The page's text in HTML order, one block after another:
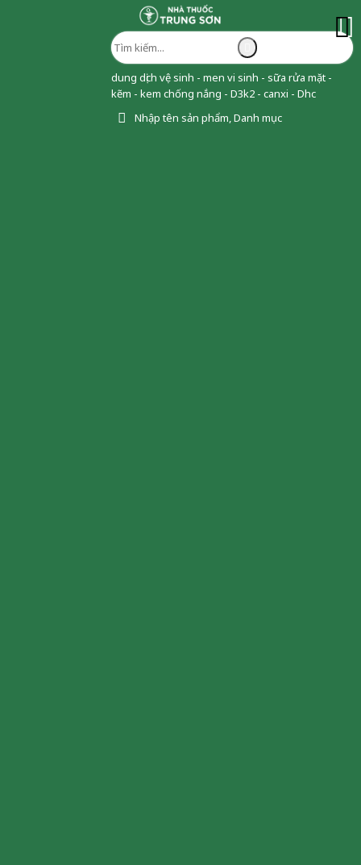
dung dịch vệ sinh - men vi sinh - sữa rửa mặt -
kẽm - kem chống nắng - D3k2 - canxi - Dhc
Nhập tên sản phẩm, Danh mục